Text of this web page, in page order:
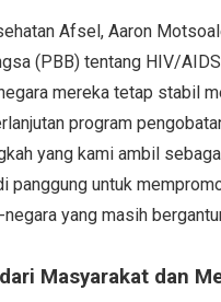
Afsel, Aaron
(PBB) tentang HIV/
mereka tetap stabil
program
yang kami ambil
panggung untuk
yang masih
Masyarakat dan